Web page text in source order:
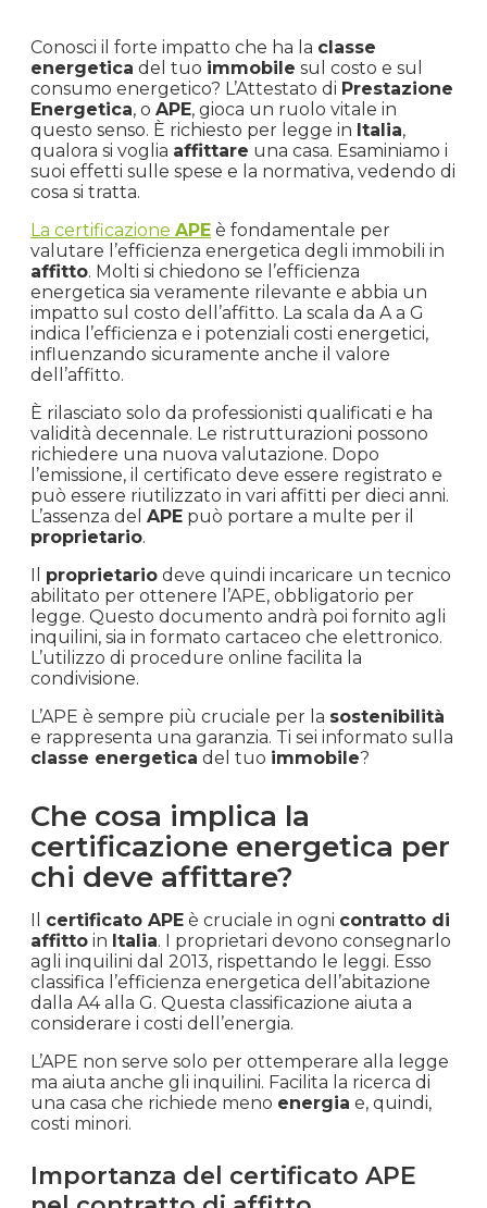
Conosci il forte impatto che ha la classe
energetica del tuo immobile sul costo e sul
consumo energetico? L’Attestato di Prestazione
Energetica, o APE, gioca un ruolo vitale in
questo senso. È richiesto per legge in Italia,
qualora si voglia affittare una casa. Esaminiamo i
suoi effetti sulle spese e la normativa, vedendo di
cosa si tratta.
La certificazione APE è fondamentale per
valutare l’efficienza energetica degli immobili in
affitto. Molti si chiedono se l’efficienza
energetica sia veramente rilevante e abbia un
impatto sul costo dell’affitto. La scala da A a G
indica l’efficienza e i potenziali costi energetici,
influenzando sicuramente anche il valore
dell’affitto.
È rilasciato solo da professionisti qualificati e ha
validità decennale. Le ristrutturazioni possono
richiedere una nuova valutazione. Dopo
l’emissione, il certificato deve essere registrato e
può essere riutilizzato in vari affitti per dieci anni.
L’assenza del APE può portare a multe per il
proprietario.
Il proprietario deve quindi incaricare un tecnico
abilitato per ottenere l’APE, obbligatorio per
legge. Questo documento andrà poi fornito agli
inquilini, sia in formato cartaceo che elettronico.
L’utilizzo di procedure online facilita la
condivisione.
L’APE è sempre più cruciale per la sostenibilità
e rappresenta una garanzia. Ti sei informato sulla
classe energetica del tuo immobile?
Che cosa implica la
certificazione energetica per
chi deve affittare?
Il certificato APE è cruciale in ogni contratto di
affitto in Italia. I proprietari devono consegnarlo
agli inquilini dal 2013, rispettando le leggi. Esso
classifica l’efficienza energetica dell’abitazione
dalla A4 alla G. Questa classificazione aiuta a
considerare i costi dell’energia.
L’APE non serve solo per ottemperare alla legge
ma aiuta anche gli inquilini. Facilita la ricerca di
una casa che richiede meno energia e, quindi,
costi minori.
Importanza del certificato APE